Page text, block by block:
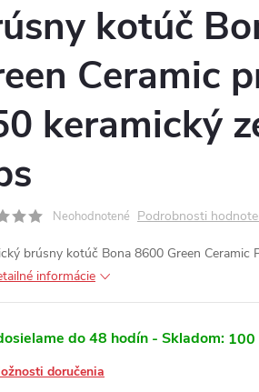
kotúč
Ceramic
keramický
Neohodnotené Podrobnosti
brúsny kotúč Bona 8600 Green
informácie
do 48 hodín - Skladom: 100
doručenia